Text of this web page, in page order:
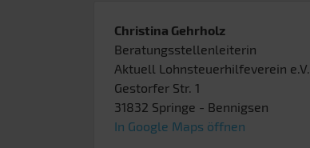
Christina Gehrholz
Beratungsstellenleiterin
Aktuell Lohnsteuerhilfeverein e.V.
Gestorfer Str. 1
31832 Springe - Bennigsen
In Google Maps öffnen